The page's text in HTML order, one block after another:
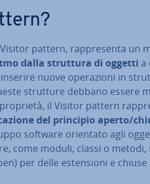
pattern, rap­pre­sen­ta un
dalla struttura di oggetti a
nuove ope­ra­zio­ni in
strutture debbano essere
il Visitor pattern
del principio aperto/
software orientato agli
come moduli, classi o metodi,
per delle esten­sio­ni e chiuse